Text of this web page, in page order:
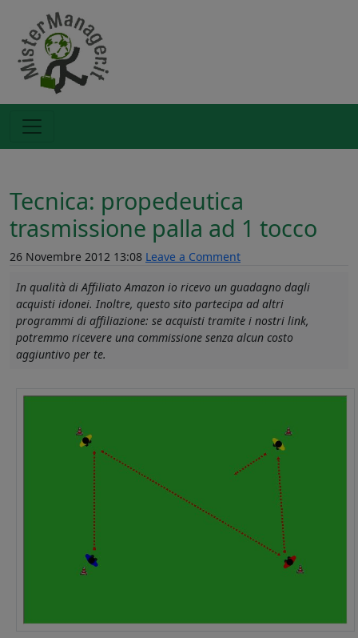
Tecnica: propedeutica
trasmissione palla ad 1 tocco
26 Novembre 2012 13:08 Leave a Comment
In qualità di Affiliato Amazon io ricevo un guadagno dagli
acquisti idonei. Inoltre, questo sito partecipa ad altri
programmi di affiliazione: se acquisti tramite i nostri link,
potremmo ricevere una commissione senza alcun costo
aggiuntivo per te.